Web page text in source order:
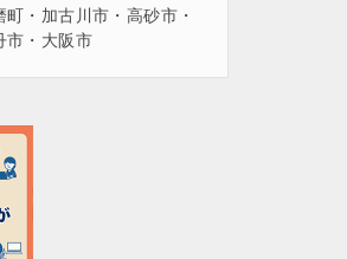
・加古川市・高砂市・
市・大阪市